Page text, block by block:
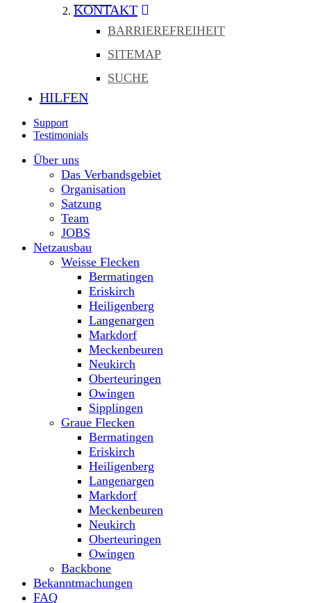
KONTAKT
BARRIEREFREIHEIT
SITEMAP
SUCHE
HILFEN
Support
Testimonials
Über uns
Das Verbandsgebiet
Organisation
Satzung
Team
JOBS
Netzausbau
Weisse Flecken
Bermatingen
Eriskirch
Heiligenberg
Langenargen
Markdorf
Meckenbeuren
Neukirch
Oberteuringen
Owingen
Sipplingen
Graue Flecken
Bermatingen
Eriskirch
Heiligenberg
Langenargen
Markdorf
Meckenbeuren
Neukirch
Oberteuringen
Owingen
Backbone
Bekanntmachungen
FAQ